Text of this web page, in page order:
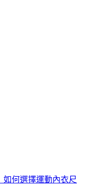
如何選擇運動內衣尺